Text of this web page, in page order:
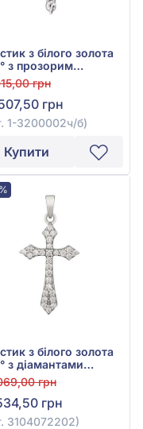
з білого золота
з прозорим
0,11ct та
діамантом
арт. 1-3200002ч/б
грн
грн
1-3200002ч/б)
Купити
з білого золота
з діамантами
арт. 3104072202
грн
грн
3104072202)